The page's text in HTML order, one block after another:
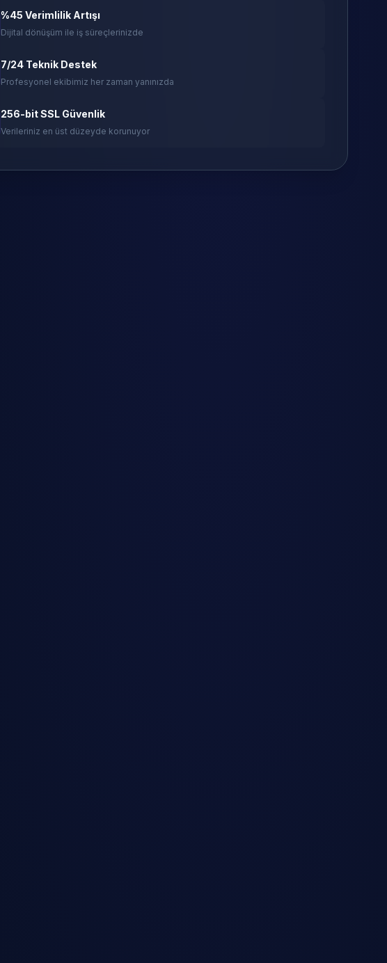
%45 Verimlilik Artışı
Dijital dönüşüm ile iş süreçlerinizde
7/24 Teknik Destek
Profesyonel ekibimiz her zaman yanınızda
256-bit SSL Güvenlik
Verileriniz en üst düzeyde korunuyor